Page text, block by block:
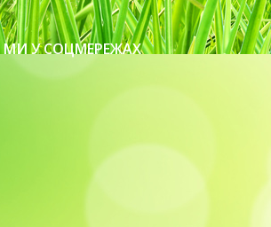
МИ У СОЦМЕРЕЖАХ